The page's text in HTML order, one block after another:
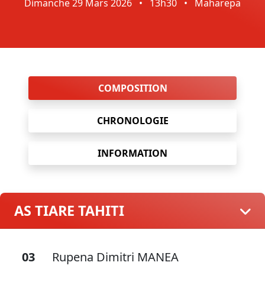
Dimanche 29 Mars 2026 • 13h30 • Maharepa
COMPOSITION
CHRONOLOGIE
INFORMATION
AS TIARE TAHITI
03 Rupena Dimitri MANEA